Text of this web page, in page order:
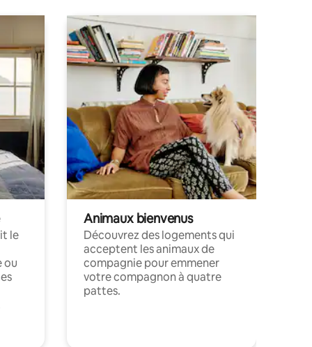
le
ou
Animaux bienvenus
Découvrez des logements qui
acceptent les animaux de
compagnie pour emmener
votre compagnon à quatre
pattes.